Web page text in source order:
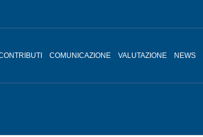
COMUNICAZIONE VALUTAZIONE NEWS